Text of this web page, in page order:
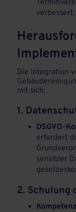
verbessert.
Die Integration
mit sich:
1.
DSGVO-
erfordert
sensibler
2. Schulung